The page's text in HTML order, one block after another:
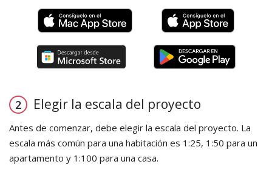
Elegir la escala del proyecto
Antes de comenzar, debe elegir la escala del proyecto. La
escala más común para una habitación es 1:25, 1:50 para un
apartamento y 1:100 para una casa.